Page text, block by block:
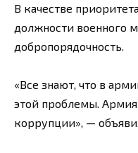
В качестве
должности военного
добропорядочность.
«Все знают, что в
этой проблемы.
коррупции», —